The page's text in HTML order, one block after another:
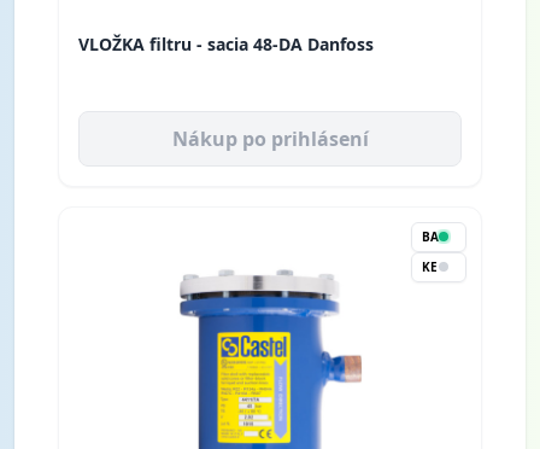
VLOŽKA filtru - sacia 48-DA Danfoss
Nákup po prihlásení
BA
KE